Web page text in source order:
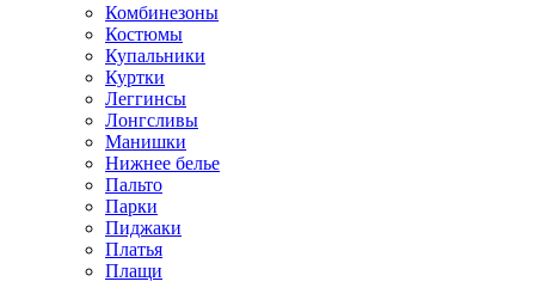
Комбинезоны
Костюмы
Купальники
Куртки
Леггинсы
Лонгсливы
Манишки
Нижнее белье
Пальто
Парки
Пиджаки
Платья
Плащи